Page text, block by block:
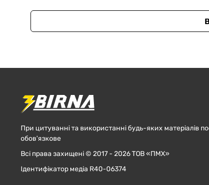
При цитуванні та використанні будь-яких матеріалів
обов'язкове
Всі права захищені © 2017 - 2026 ТОВ «ПМХ»
Ідентифікатор медіа R40-06374